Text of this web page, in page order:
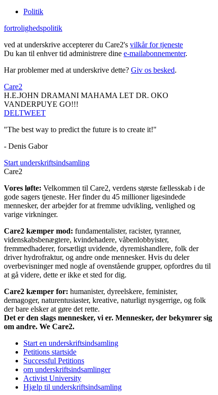
Politik
fortrolighedspolitik
ved at underskrive accepterer du Care2's vilkår for tjeneste
Du kan til enhver tid administrere dine e-mailabonnementer.
Har problemer med at underskrive dette? Giv os besked.
Care2
H.E.JOHN DRAMANI MAHAMA LET DR. OKO
VANDERPUYE GO!!!
DELTWEET
"The best way to predict the future is to create it!"
- Denis Gabor
Start underskriftsindsamling
Care2
Vores løfte: Velkommen til Care2, verdens største fællesskab i de
gode sagers tjeneste. Her finder du 45 millioner ligesindede
mennesker, der arbejder for at fremme udvikling, venlighed og
varige virkninger.
Care2 kæmper mod: fundamentalister, racister, tyranner,
videnskabsbenægtere, kvindehadere, våbenlobbyister,
fremmedhaderer, forsætligt uvidende, dyremishandlere, folk der
driver hydrofraktur, og andre onde mennesker. Hvis du deler
overbevisninger med nogle af ovenstående grupper, opfordres du til
at gå videre, dette er ikke et sted for dig.
Care2 kæmper for: humanister, dyreelskere, feminister,
demagoger, naturentusiaster, kreative, naturligt nysgerrige, og folk
der bare elsker at gøre det rette.
Det er den slags mennesker, vi er. Mennesker, der bekymrer sig
om andre. We Care2.
Start en underskriftsindsamling
Petitions startside
Successful Petitions
om underskriftsindsamlinger
Activist University
Hjælp til underskriftsindsamling